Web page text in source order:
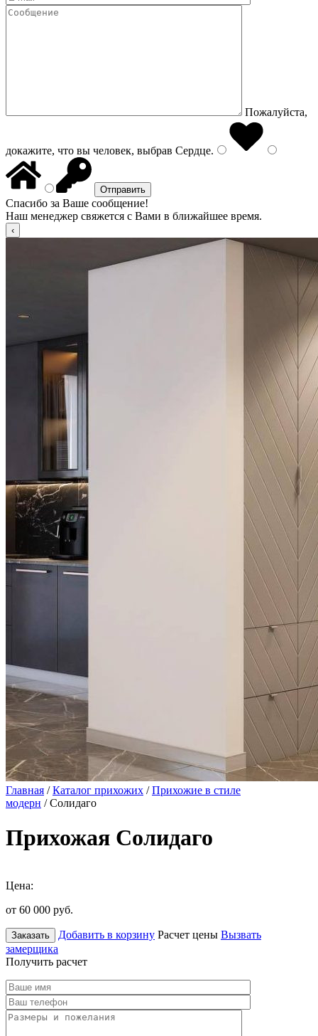
Пожалуйста,
докажите, что вы человек, выбрав Сердце.
Спасибо за Ваше сообщение!
Наш менеджер свяжется с Вами в ближайшее время.
Главная /Каталог прихожих /Прихожие в стиле
модерн / Солидаго
Прихожая Солидаго
Цена:
от 60 000 руб.
Заказать Добавить в корзину Расчет цены Вызвать
замерщика
Получить расчет